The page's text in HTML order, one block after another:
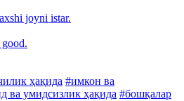
joyni istar.
ҳақида #имкон ва
ва умидсизлик ҳақида #бошқалар